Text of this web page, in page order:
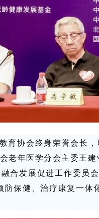
育协会终身荣誉会长
老年医学分会主委王
合发展促进工作委员
保健、治疗康复一体